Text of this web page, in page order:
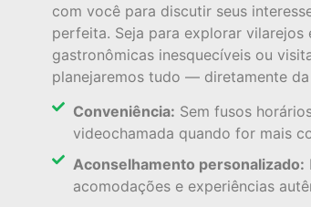
com você para discutir seus
perfeita. Seja para explorar
gastronômicas inesquecíveis ou
planejaremos tudo — diretamente da
Conveniência: Sem fusos
videochamada quando for mais
Aconselhamento personalizado:
acomodações e experiências